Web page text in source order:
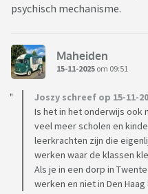
psychisch mechanisme.
Maheiden
15-11-2025 om 09:51
Joszy schreef op 15-11-
Is het in het onderwijs ook
veel meer scholen en
leerkrachten zijn die
werken waar de klassen
Als je in een dorp in
werken en niet in Den Haag